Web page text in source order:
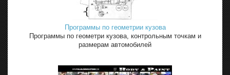
Программы по геометрии кузова
Программы по геометри кузова, контрольным точкам и
размерам автомобилей